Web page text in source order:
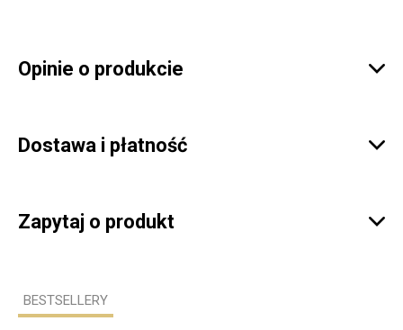
Opinie o produkcie 
Dostawa i płatność 
Zapytaj o produkt 
BESTSELLERY